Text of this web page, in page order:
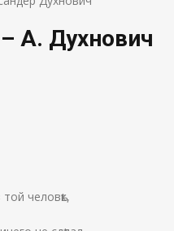
А. Духнович
человѣк,